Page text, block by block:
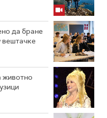
да бране
вештачке
животно